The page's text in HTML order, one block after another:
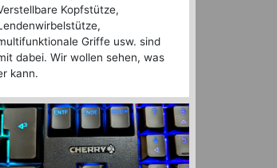
Kopfstütze,
Griffe usw. sind
dabei. Wir wollen sehen, was
kann.